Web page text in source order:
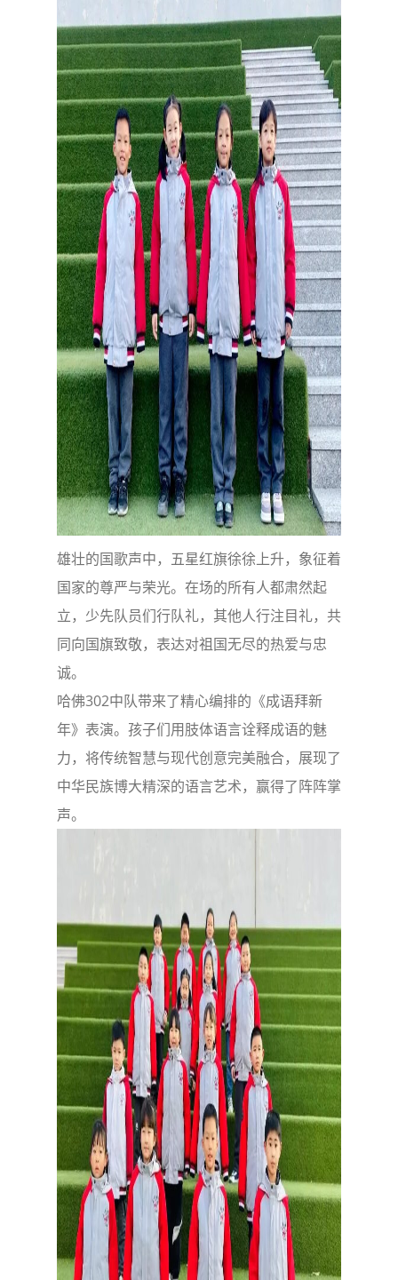
雄壮的国歌声中，五星红旗徐徐上升，象征着
国家的尊严与荣光。在场的所有人都肃然起
立，少先队员们行队礼，其他人行注目礼，共
同向国旗致敬，表达对祖国无尽的热爱与忠
诚。
哈佛302中队带来了精心编排的《成语拜新
年》表演。孩子们用肢体语言诠释成语的魅
力，将传统智慧与现代创意完美融合，展现了
中华民族博大精深的语言艺术，赢得了阵阵掌
声。